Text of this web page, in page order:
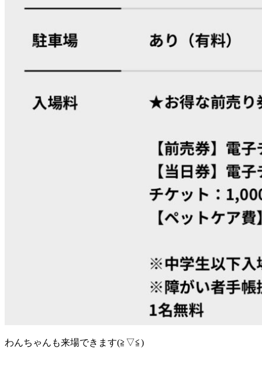
わんちゃんも来場できます(≧▽≦)